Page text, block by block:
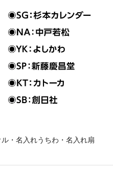
・名入れうちわ・名入れ扇